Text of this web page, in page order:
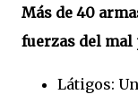
Más de 40
fuerzas del
Látigos: